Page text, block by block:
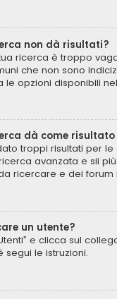
non dà risultati?
ricerca è troppo
che non sono
le opzioni disponibili
dà come
troppi risultati per
avanzata e sii
ricercare e dei forum
un utente?
e clicca sul
segui le istruzioni.